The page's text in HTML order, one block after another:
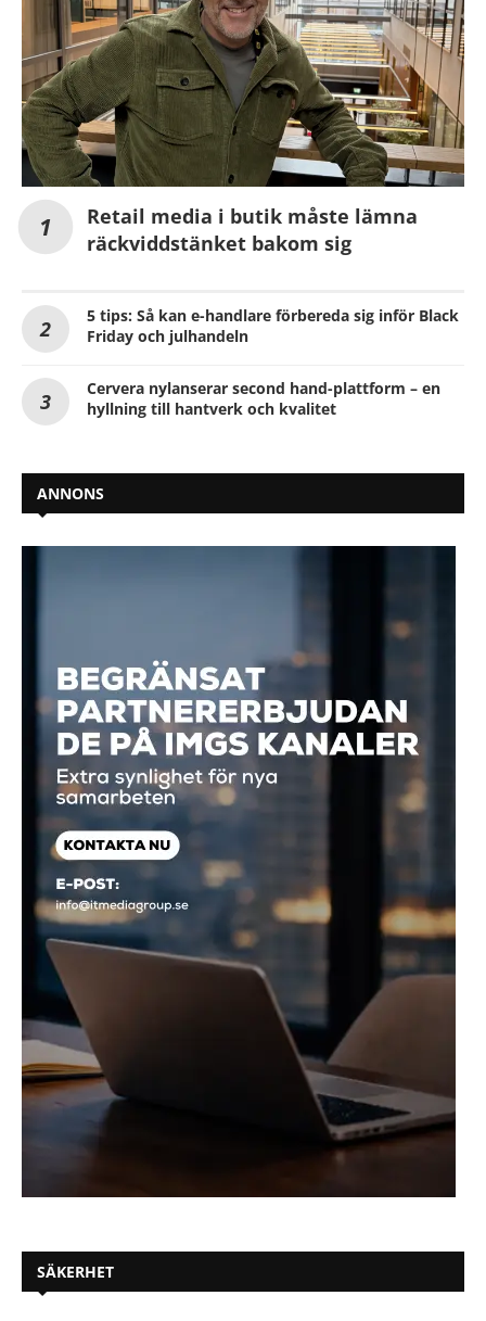
Retail media i butik måste lämna
räckviddstänket bakom sig
5 tips: Så kan e-handlare förbereda sig inför Black
Friday och julhandeln
Cervera nylanserar second hand-plattform – en
hyllning till hantverk och kvalitet
ANNONS
SÄKERHET